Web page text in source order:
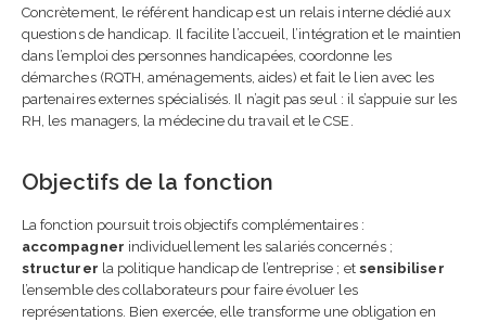
Concrètement, le référent handicap est un relais interne dédié aux
questions de handicap. Il facilite l’accueil, l’intégration et le maintien
dans l’emploi des personnes handicapées, coordonne les
démarches (RQTH, aménagements, aides) et fait le lien avec les
partenaires externes spécialisés. Il n’agit pas seul : il s’appuie sur les
RH, les managers, la médecine du travail et le CSE.
Objectifs de la fonction
La fonction poursuit trois objectifs complémentaires :
accompagner individuellement les salariés concernés ;
structurer la politique handicap de l’entreprise ; et sensibiliser
l’ensemble des collaborateurs pour faire évoluer les
représentations. Bien exercée, elle transforme une obligation en
de ses besoins : guide
complet pour ne plus se
tromper
22 mars 2026
13 septembre 2025